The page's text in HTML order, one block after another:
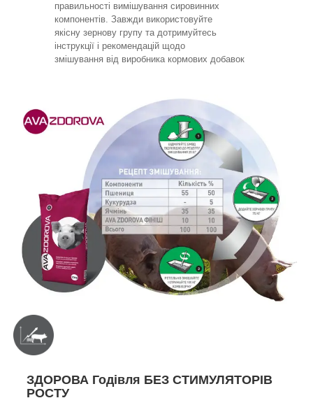
правильності вимішування сировинних
компонентів. Завжди використовуйте
якісну зернову групу та дотримуйтесь
інструкції і рекомендацій щодо
змішування від виробника кормових добавок
ЗДОРОВА Годівля БЕЗ СТИМУЛЯТОРІВ
РОСТУ